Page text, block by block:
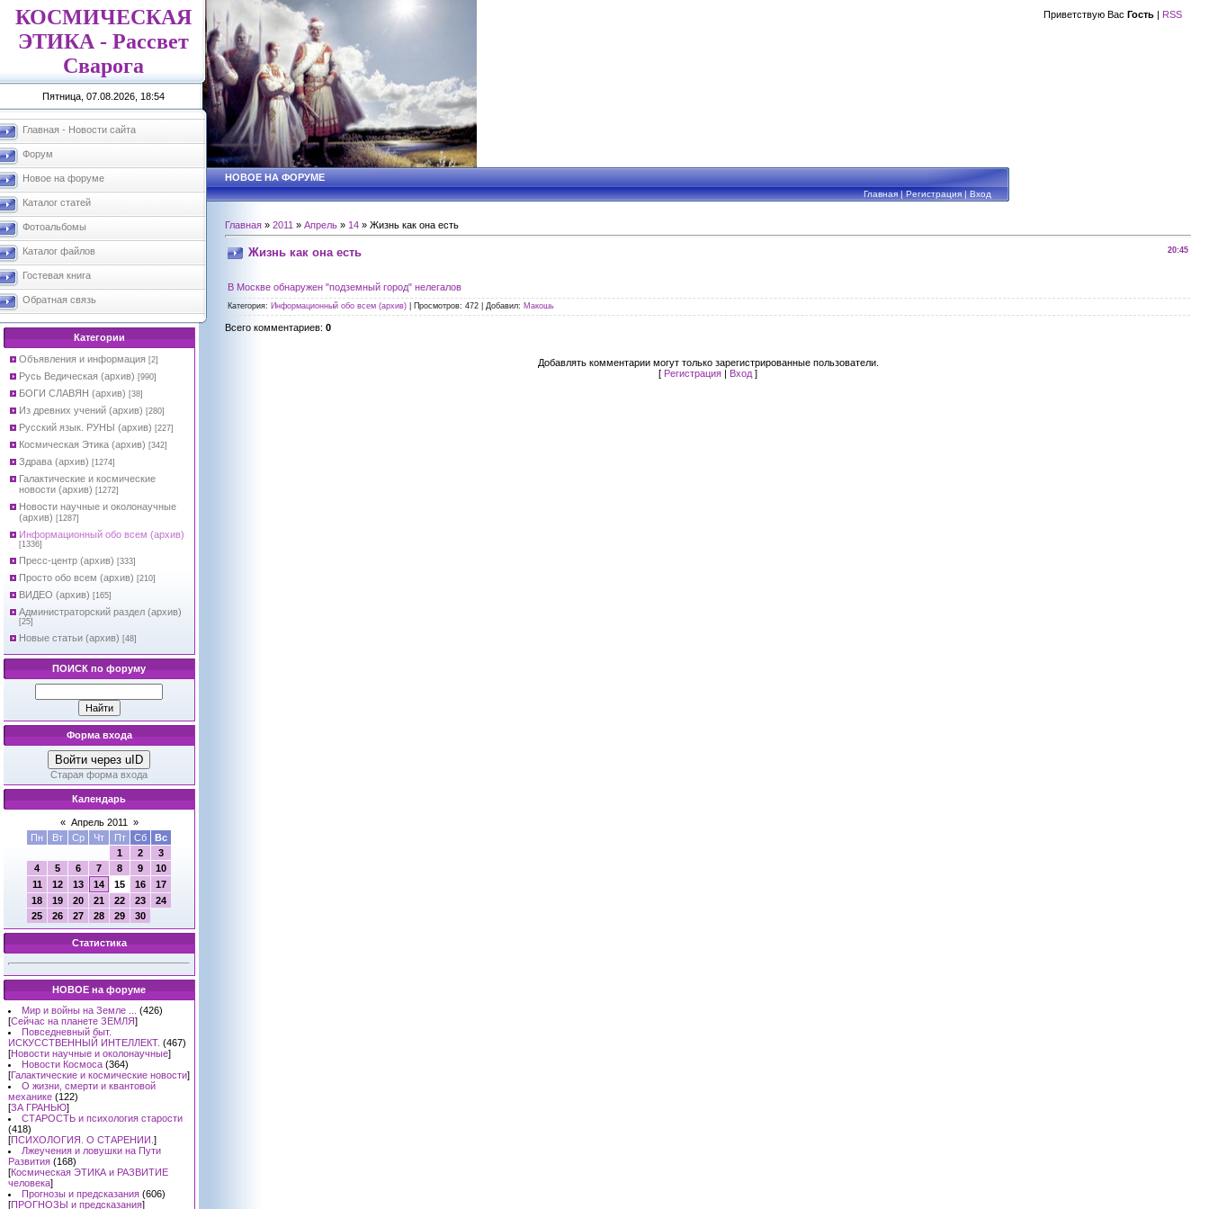
КОСМИЧЕСКАЯ
ЭТИКА - Рассвет
Сварога
Пятница, 07.08.2026, 18:54
Главная - Новости сайта
Форум
Новое на форуме
Каталог статей
Фотоальбомы
Каталог файлов
Гостевая книга
Обратная связь
Категории
Объявления и информация [2]
Русь Ведическая (архив) [990]
БОГИ СЛАВЯН (архив) [38]
Из древних учений (архив) [280]
Русский язык. РУНЫ (архив) [227]
Космическая Этика (архив) [342]
Здрава (архив) [1274]
Галактические и космические
новости (архив) [1272]
Новости научные и околонаучные
(архив) [1287]
Информационный обо всем (архив)
[1336]
Пресс-центр (архив) [333]
Просто обо всем (архив) [210]
ВИДЕО (архив) [165]
Администраторский раздел (архив)
[25]
Новые статьи (архив) [48]
ПОИСК по форуму
Форма входа
Войти через uID
Старая форма входа
Календарь
« Апрель 2011
»
Пн
Вт Ср Чт Пт Сб
Вс
1
2
3
4
5 6 7 8 9
10
11
12 13 14 15 16
17
18
19 20 21 22 23
24
25
26 27 28 29 30
Статистика
НОВОЕ на форуме
Мир и войны на Земле ...
(426)
[Сейчас на планете ЗЕМЛЯ]
Повседневный быт.
ИСКУССТВЕННЫЙ ИНТЕЛЛЕКТ. (467)
[Новости научные и околонаучные]
Новости Космоса (364)
[Галактические и космические новости]
О жизни, смерти и квантовой
механике (122)
[ЗА ГРАНЬЮ]
СТАРОСТЬ и психология старости
(418)
[ПСИХОЛОГИЯ. О СТАРЕНИИ. ]
Лжеучения и ловушки на Пути
Развития (168)
[Космическая ЭТИКА и РАЗВИТИЕ
человека]
Прогнозы и предсказания (606)
[ПРОГНОЗЫ и предсказания]
Приветствую Вас Гость | RSS
НОВОЕ НА ФОРУМЕ
Главная|Регистрация|Вход
Главная » 2011 » Апрель » 14 » Жизнь как она есть
20:45
Жизнь как она есть
В Москве обнаружен "подземный город" нелегалов
Категория: Информационный обо всем (архив) Просмотров: 472 | Добавил: Макошь
Всего комментариев: 0
Добавлять комментарии могут только зарегистрированные пользователи.
[ Регистрация | Вход ]